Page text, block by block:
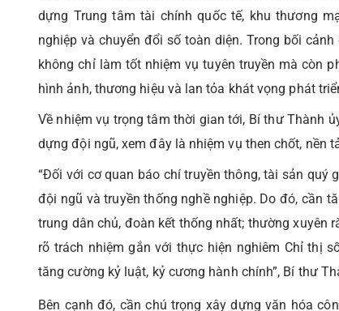
dựng Trung tâm tài chính quốc tế, khu thương
nghiệp và chuyển đổi số toàn diện. Trong bối
không chỉ làm tốt nhiệm vụ tuyên truyền mà còn
hình ảnh, thương hiệu và lan tỏa khát vọng phát
Về nhiệm vụ trọng tâm thời gian tới, Bí thư Thành
dựng đội ngũ, xem đây là nhiệm vụ then chốt, nền
“Đối với cơ quan báo chí truyền thông, tài sản
đội ngũ và truyền thống nghề nghiệp. Do đó, cần
trung dân chủ, đoàn kết thống nhất; thường xuyên
rõ trách nhiệm gắn với thực hiện nghiêm Chỉ thị
tăng cường kỷ luật, kỷ cương hành chính”, Bí thư
Bên cạnh đó, cần chú trọng xây dựng văn hóa